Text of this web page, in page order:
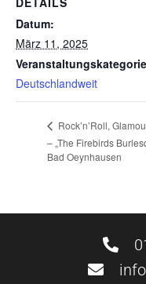
Datum:
März 11, 2025
Deutschlandweit
Rock’n’Roll,
– „The Firebirds
Bad Oeynhausen